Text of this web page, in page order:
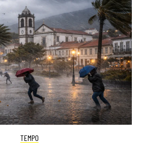
TEMPO